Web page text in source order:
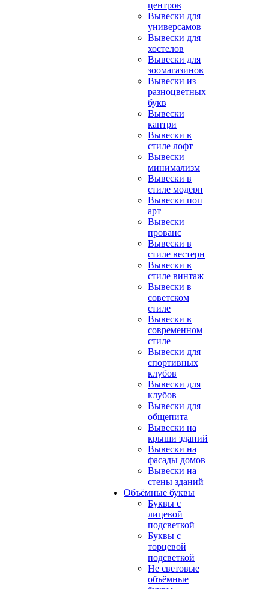
центров
Вывески для
универсамов
Вывески для
хостелов
Вывески для
зоомагазинов
Вывески из
разноцветных
букв
Вывески
кантри
Вывески в
стиле лофт
Вывески
минимализм
Вывески в
стиле модерн
Вывески поп
арт
Вывески
прованс
Вывески в
стиле вестерн
Вывески в
стиле винтаж
Вывески в
советском
стиле
Вывески в
современном
стиле
Вывески для
спортивных
клубов
Вывески для
клубов
Вывески для
общепита
Вывески на
крыши зданий
Вывески на
фасады домов
Вывески на
стены зданий
Объёмные буквы
Буквы с
лицевой
подсветкой
Буквы с
торцевой
подсветкой
Не световые
объёмные